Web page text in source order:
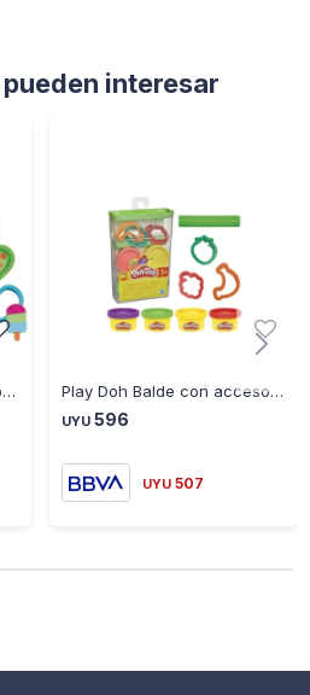
interesar
Play Doh Balde con accesorios, Surtido Play Doh Balde con accesorios, Surtido
UYU 596
UYU 507